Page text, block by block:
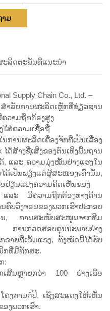
າມ
ະລິດຕະພັນທີ່ແນະນຳ
Supply Chain Co., Ltd. –
ຳລັບການຜະລິດເຫຼັກທີ່ຊ່ຽວຊານ
ວາມຖືກຕ້ອງສູງ
ໃສ່ຄວາມເຊື່ອຖື
ານຜະລິດເຄື່ອງຈັກທີ່ເປັນເລື່ອງ
ໄດ້ສ້າງຊື່ເສີງຂອງຕົນເທິງພື້ນຖານ
, ແລະ ຄວາມມຸ່ງໝັ້ນຢ່າງແຮງໃນ
ເປັນພຽງແຕ່ຜູ້ສະໜອງເທົ່ານັ້ນ,
ປ່ຽນແປງຄວາມຄິດເຫັນຂອງ
ແລະ ມີຄວາມຖືກຕ້ອງທາງດ້ານ
ບວົງຈອນຂອງພວກເຮົາປະກອບ
ານ, ການສະໜັບສະໜູນຈາກທີມ
ການກວດສອບຄຸນນະພາບຢ່າງ
ຂາຍທີ່ເຂັ້ມແຂງ, ທັງໝົດນີ້ໄດ້ຮັບ
ກທີ່ມີທັກສະ.
:
ເສີນຫຼາຍກວ່າ 100 ຢ່າງເພື່ອ
ຄງການຕໍ່ປີ, ເຊິ່ງສະແດງໃຫ້ເຫັນ
ງພວກເຮົາ.